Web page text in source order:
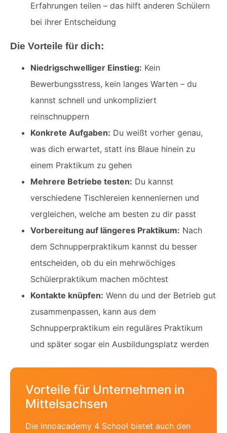
Erfahrungen teilen – das hilft anderen Schülern
bei ihrer Entscheidung
Die Vorteile für dich:
Niedrigschwelliger Einstieg: Kein
Bewerbungsstress, kein langes Warten – du
kannst schnell und unkompliziert
reinschnuppern
Konkrete Aufgaben: Du weißt vorher genau,
was dich erwartet, statt ins Blaue hinein zu
einem Praktikum zu gehen
Mehrere Betriebe testen: Du kannst
verschiedene Tischlereien kennenlernen und
vergleichen, welche am besten zu dir passt
Vorbereitung auf längeres Praktikum: Nach
dem Schnupperpraktikum kannst du besser
entscheiden, ob du ein mehrwöchiges
Schülerpraktikum machen möchtest
Kontakte knüpfen: Wenn du und der Betrieb gut
zusammenpassen, kann aus dem
Schnupperpraktikum ein reguläres Praktikum
und später sogar ein Ausbildungsplatz werden
Vorteile für Unternehmen in
Mittelsachsen
Die Innoacademy 4 School bietet auch den